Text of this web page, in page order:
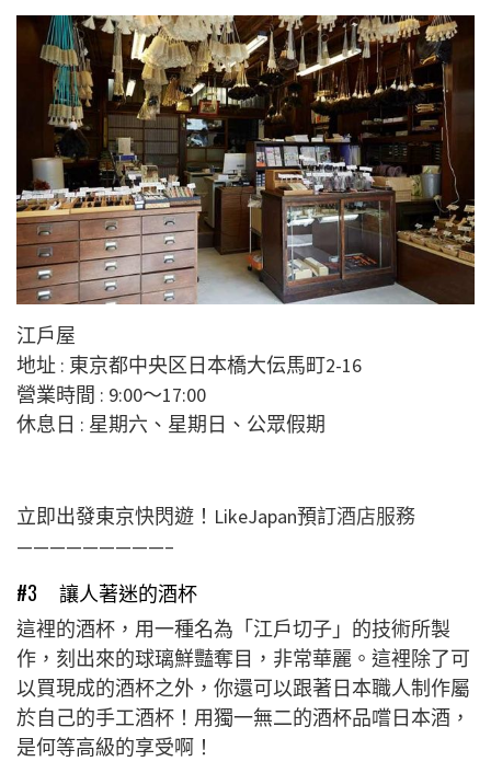
江戶屋
地址 : 東京都中央区日本橋大伝馬町2-16
營業時間 : 9:00～17:00
休息日 : 星期六、星期日、公眾假期
立即出發東京快閃遊！LikeJapan預訂酒店服務
—————————–
#3 讓人著迷的酒杯
這裡的酒杯，用一種名為「江戶切子」的技術所製
作，刻出來的球璃鮮豔奪目，非常華麗。這裡除了可
以買現成的酒杯之外，你還可以跟著日本職人制作屬
於自己的手工酒杯！用獨一無二的酒杯品嚐日本酒，
是何等高級的享受啊！